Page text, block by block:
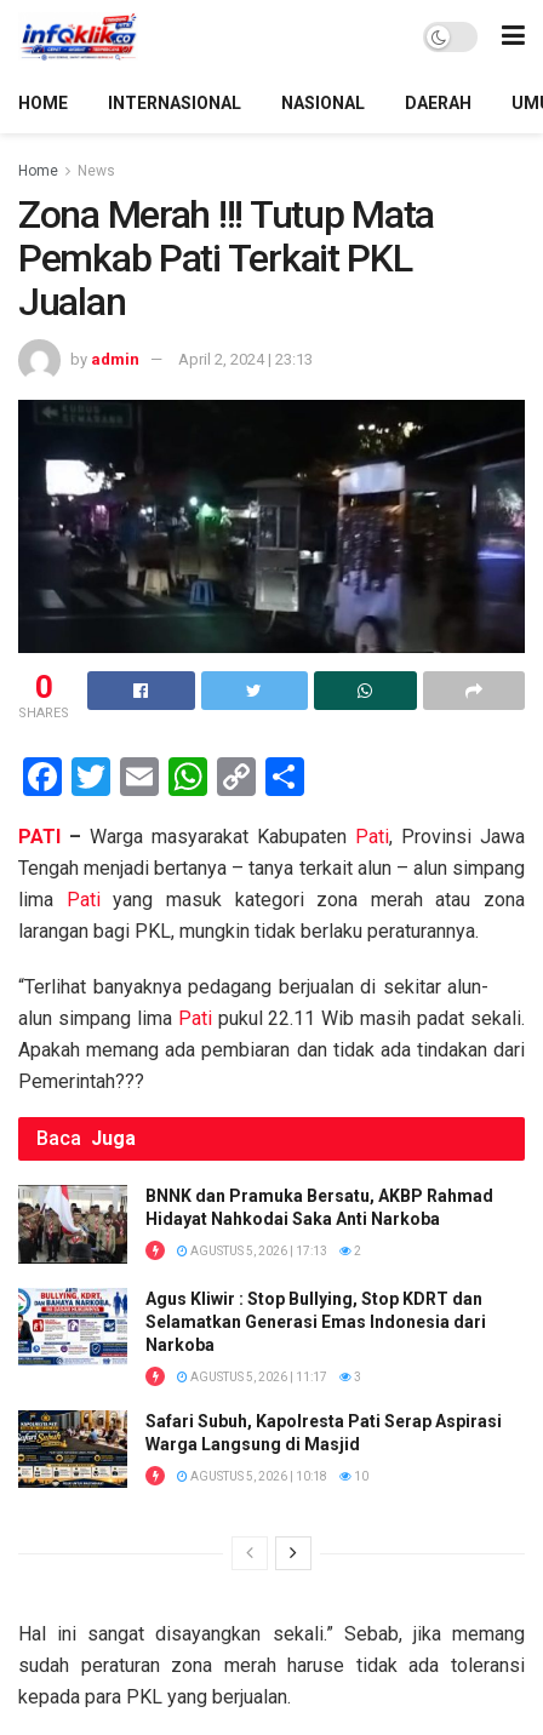
HOME INTERNASIONAL NASIONAL DAERAH
Home News
Zona Merah !!! Tutup Mata
Pemkab Pati Terkait PKL
Jualan
by admin April 2, 2024 | 23:13
0
SHARES
F
ce
b
o
o
k
T
tt
er
E
ail
W
at
s
A
p
p
C
py
Li
n
k
ar
e
PATI – Warga masyarakat Kabupaten Pati, Provinsi Jawa
Tengah menjadi bertanya – tanya terkait alun – alun simpang
lima
Patiyang masuk kategori zona merah atau zona
larangan bagi PKL, mungkin tidak berlaku peraturannya.
“Terlihat banyaknya pedagang berjualan di sekitar alun-
alun simpang lima Patipukul 22.11 Wib masih padat sekali.
Apakah memang ada pembiaran dan tidak ada tindakan dari
Pemerintah???
Baca Juga
BNNK dan Pramuka Bersatu, AKBP Rahmad
Hidayat Nahkodai Saka Anti Narkoba
AGUSTUS 5, 2026 | 17:13 2
Agus Kliwir : Stop Bullying, Stop KDRT dan
Selamatkan Generasi Emas Indonesia dari
Narkoba
AGUSTUS 5, 2026 | 11:17 3
Safari Subuh, Kapolresta Pati Serap Aspirasi
Warga Langsung di Masjid
AGUSTUS 5, 2026 | 10:18 10
Hal ini sangat disayangkan sekali.” Sebab, jika memang
sudah peraturan zona merah haruse tidak ada toleransi
kepada para PKL yang berjualan.